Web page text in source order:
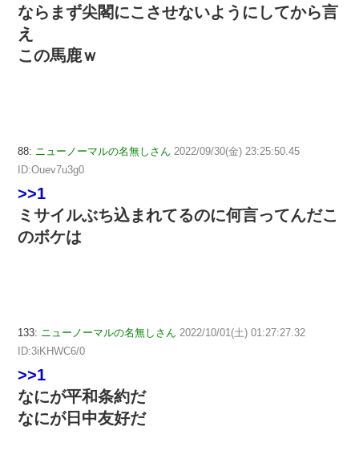
ならまず尖閣にこさせないようにしてから言
え
この馬鹿ｗ
88: ニューノーマルの名無しさん 2022/09/30(金) 23:25:50.45
ID:Ouev7u3g0
>>1
ミサイルぶち込まれてるのに何言ってんだこ
のボケは
133: ニューノーマルの名無しさん 2022/10/01(土) 01:27:27.32
ID:3iKHWC6/0
>>1
なにが平和条約だ
なにが日中友好だ